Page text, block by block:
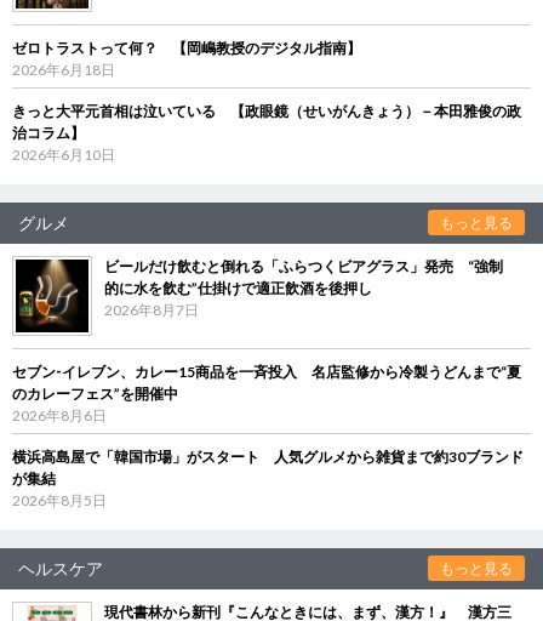
ゼロトラストって何？ 【岡嶋教授のデジタル指南】
2026年6月18日
きっと大平元首相は泣いている 【政眼鏡（せいがんきょう）－本田雅俊の政
治コラム】
2026年6月10日
グルメ もっと見る
ビールだけ飲むと倒れる「ふらつくビアグラス」発売 “強制
的に水を飲む”仕掛けで適正飲酒を後押し
2026年8月7日
セブン‐イレブン、カレー15商品を一斉投入 名店監修から冷製うどんまで“夏
のカレーフェス”を開催中
2026年8月6日
横浜高島屋で「韓国市場」がスタート 人気グルメから雑貨まで約30ブランド
が集結
2026年8月5日
ヘルスケア もっと見る
現代書林から新刊『こんなときには、まず、漢方！』 漢方三